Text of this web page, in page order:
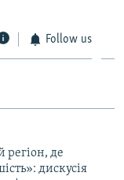
Follow us
де
дискусія